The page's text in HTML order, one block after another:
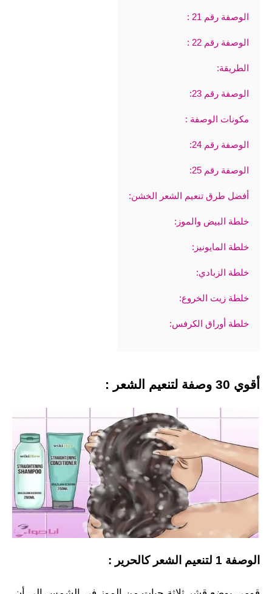
الوصفة رقم 21 :
الوصفة رقم 22 :
الطريقة:
الوصفة رقم 23:
مكونات الوصفة :
الوصفة رقم 24:
الوصفة رقم 25:
أفضل طرق تنعيم الشعر الخشن:
خلطة البيض والموز:
خلطة المايونيز:
خلطة الزبادي:
خلطة زيت الخروع:
خلطة أوراق الكرفس:
أقوي 30 وصفة لتنعيم الشعر :
الوصفة 1 لتنعيم الشعر كالحرير :